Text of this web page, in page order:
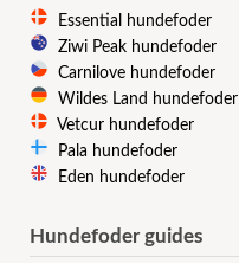
Essential hundefoder
Ziwi Peak hundefoder
Carnilove hundefoder
Wildes Land hundefoder
Vetcur hundefoder
Pala hundefoder
Eden hundefoder
Hundefoder guides